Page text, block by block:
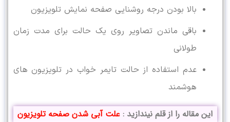
بالا بودن درجه روشنایی صفحه نمایش تلویزیون
باقی ماندن تصاویر روی یک حالت برای مدت زمان
طولانی
عدم استفاده از حالت تایمر خواب در تلویزیون های
هوشمند
این مقاله را از قلم نیندازید : علت آبی شدن صفحه تلویزیون